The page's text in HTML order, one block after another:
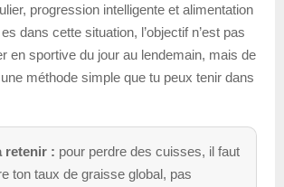
progression intelligente et alimentation
dans cette situation, l’objectif n’est pas
en sportive du jour au lendemain, mais de
méthode simple que tu peux tenir dans
retenir : pour perdre des cuisses, il faut
ton taux de graisse global, pas